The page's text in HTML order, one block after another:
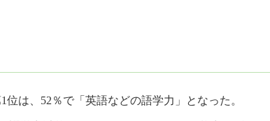
は、52％で「英語などの語学力」となった。